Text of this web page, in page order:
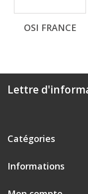
OSI FRANCE
Lettre
Catégories
Informations